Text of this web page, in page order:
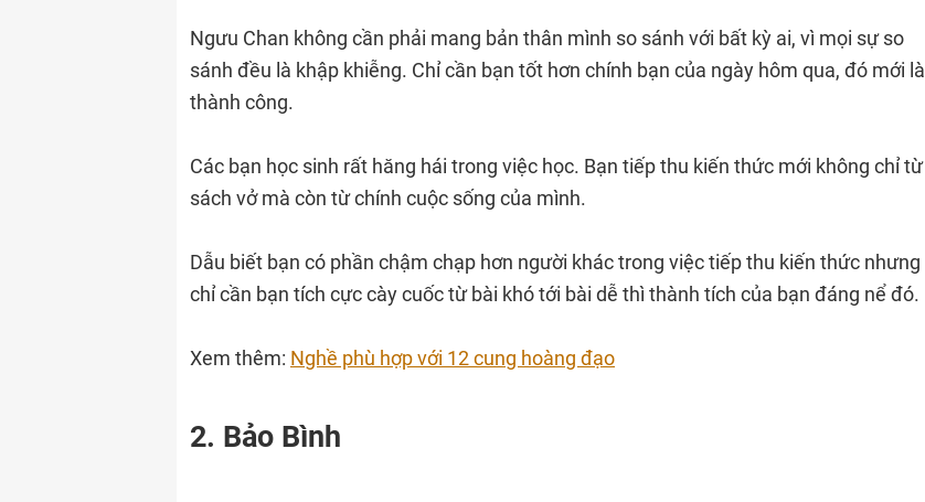
Ngưu Chan không cần phải mang bản thân mình so sánh với bất kỳ ai, vì mọi sự so
sánh đều là khập khiễng. Chỉ cần bạn tốt hơn chính bạn của ngày hôm qua, đó mới là
thành công.
Các bạn học sinh rất hăng hái trong việc học. Bạn tiếp thu kiến thức mới không chỉ từ
sách vở mà còn từ chính cuộc sống của mình.
Dẫu biết bạn có phần chậm chạp hơn người khác trong việc tiếp thu kiến thức nhưng
chỉ cần bạn tích cực cày cuốc từ bài khó tới bài dễ thì thành tích của bạn đáng nể đó.
Xem thêm: Nghề phù hợp với 12 cung hoàng đạo
2. Bảo Bình